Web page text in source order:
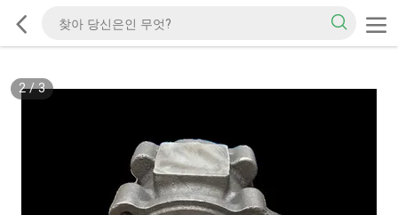
2/3